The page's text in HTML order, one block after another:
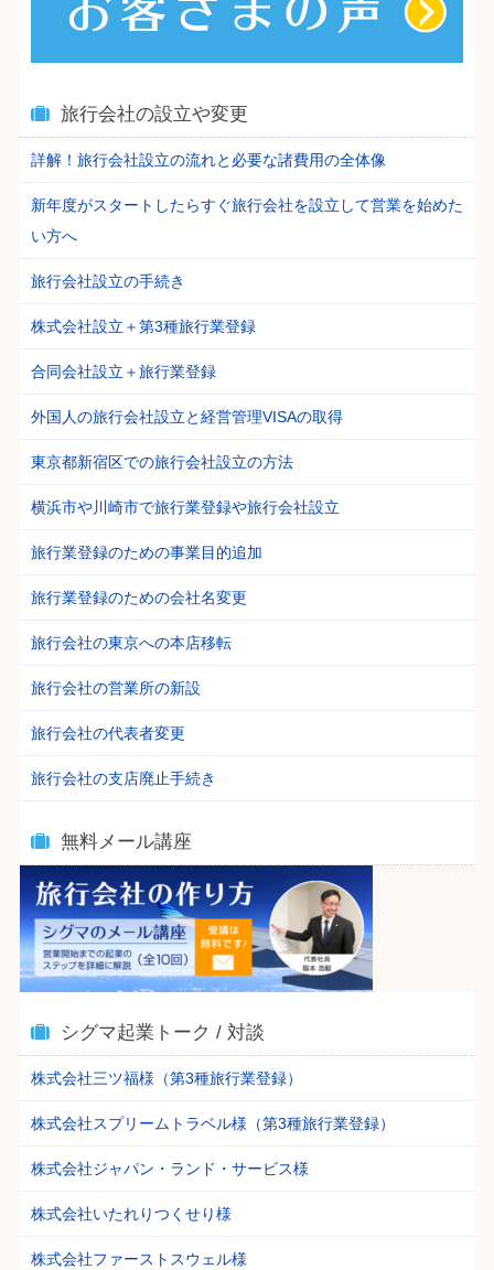
旅行会社の設立や変更
詳解！旅行会社設立の流れと必要な諸費用の全体像
新年度がスタートしたらすぐ旅行会社を設立して営業を始めた
い方へ
旅行会社設立の手続き
株式会社設立＋第3種旅行業登録
合同会社設立＋旅行業登録
外国人の旅行会社設立と経営管理VISAの取得
東京都新宿区での旅行会社設立の方法
横浜市や川崎市で旅行業登録や旅行会社設立
旅行業登録のための事業目的追加
旅行業登録のための会社名変更
旅行会社の東京への本店移転
旅行会社の営業所の新設
旅行会社の代表者変更
旅行会社の支店廃止手続き
無料メール講座
シグマ起業トーク / 対談
株式会社三ツ福様（第3種旅行業登録）
株式会社スプリームトラベル様（第3種旅行業登録）
株式会社ジャパン・ランド・サービス様
株式会社いたれりつくせり様
株式会社ファーストスウェル様